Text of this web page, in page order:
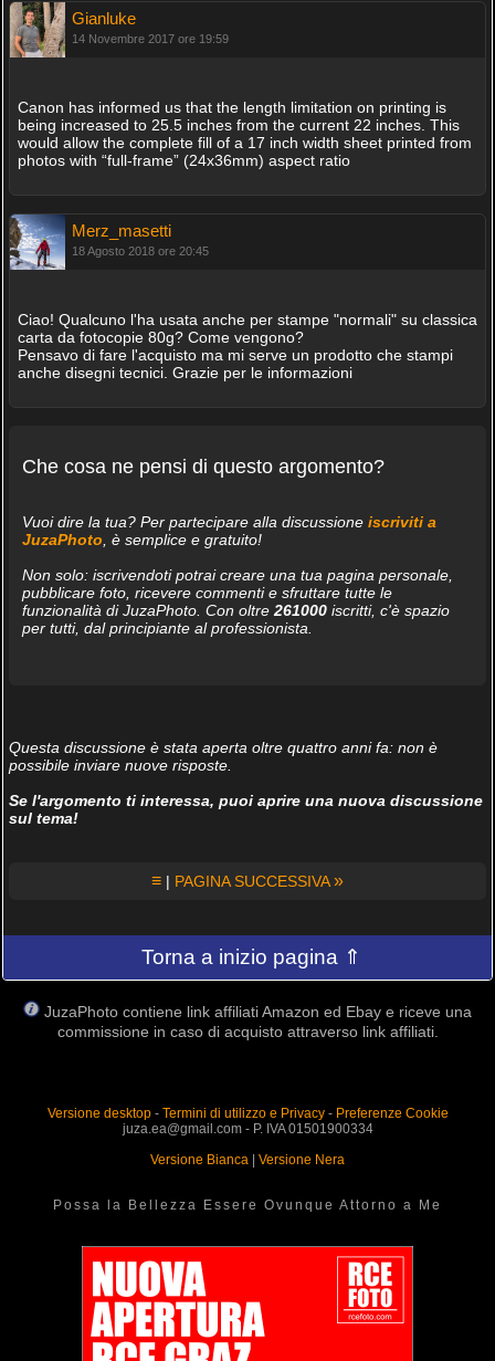
Gianluke
14 Novembre 2017 ore 19:59
Canon has informed us that the length limitation on printing is
being increased to 25.5 inches from the current 22 inches. This
would allow the complete fill of a 17 inch width sheet printed from
photos with “full-frame” (24x36mm) aspect ratio
Merz_masetti
18 Agosto 2018 ore 20:45
Ciao! Qualcuno l'ha usata anche per stampe "normali" su classica
carta da fotocopie 80g? Come vengono?
Pensavo di fare l'acquisto ma mi serve un prodotto che stampi
anche disegni tecnici. Grazie per le informazioni
Che cosa ne pensi di questo argomento?
Vuoi dire la tua? Per partecipare alla discussione iscriviti a
JuzaPhoto , è semplice e gratuito!
Non solo: iscrivendoti potrai creare una tua pagina personale,
pubblicare foto, ricevere commenti e sfruttare tutte le
funzionalità di JuzaPhoto. Con oltre 261000iscritti, c'è spazio
per tutti, dal principiante al professionista.
Questa discussione è stata aperta oltre quattro anni fa: non è
possibile inviare nuove risposte.
Se l'argomento ti interessa, puoi aprire una nuova discussione
sul tema!
≡ | PAGINA SUCCESSIVA»
Torna a inizio pagina ⇑
JuzaPhoto contiene link affiliati Amazon ed Ebay e riceve una
commissione in caso di acquisto attraverso link affiliati.
Versione desktop- Termini di utilizzo e Privacy- Preferenze Cookie
juza.ea@gmail.com - P. IVA 01501900334
Versione Bianca | Versione Nera
Possa la Bellezza Essere Ovunque Attorno a Me